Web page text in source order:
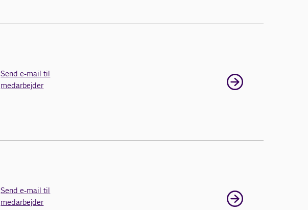
Send e-mail til
medarbejder
Send e-mail til
medarbejder